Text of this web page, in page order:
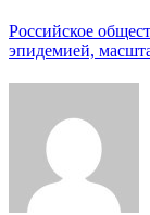
Российское
эпидемией,